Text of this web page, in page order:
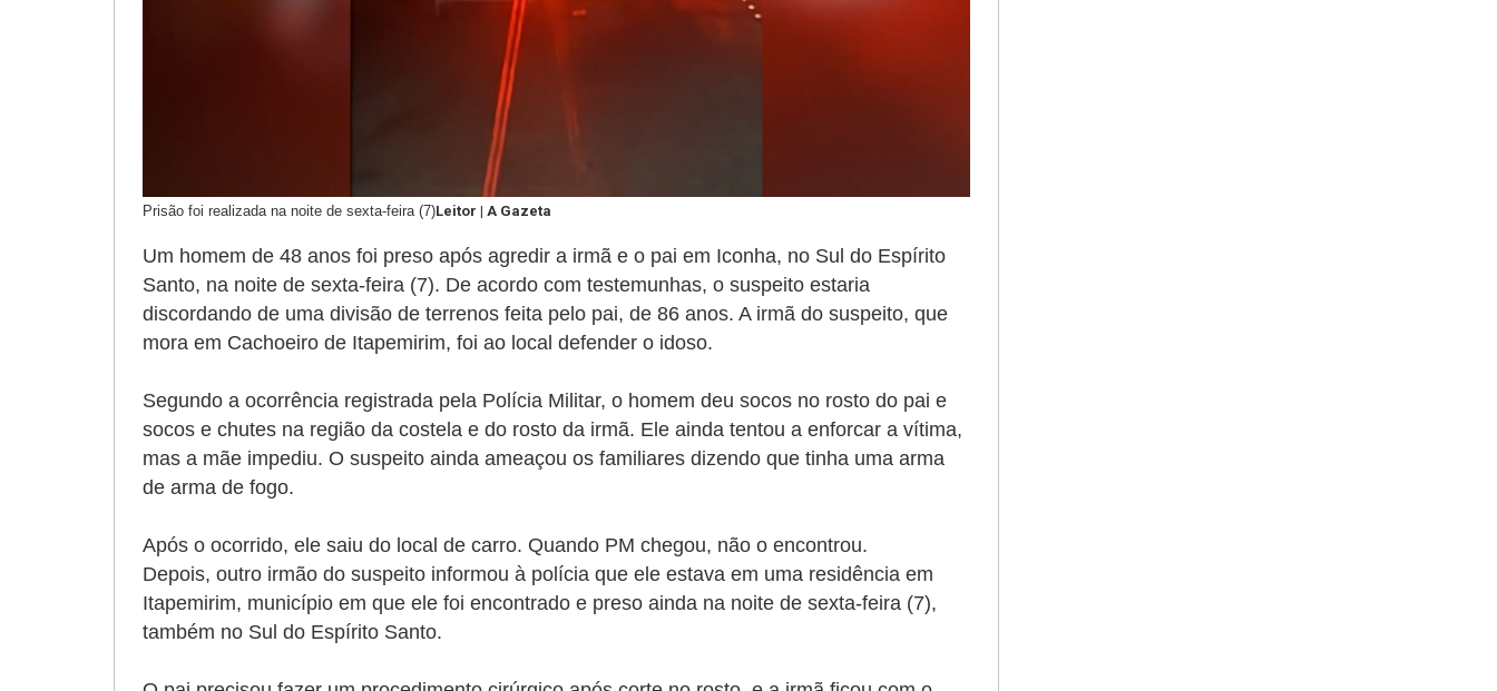
Prisão foi realizada na noite de sexta-feira (7)Leitor | A Gazeta
Um homem de 48 anos foi preso após agredir a irmã e o pai em Iconha, no Sul do Espírito
Santo, na noite de sexta-feira (7). De acordo com testemunhas, o suspeito estaria
discordando de uma divisão de terrenos feita pelo pai, de 86 anos. A irmã do suspeito, que
mora em Cachoeiro de Itapemirim, foi ao local defender o idoso.
Segundo a ocorrência registrada pela Polícia Militar, o homem deu socos no rosto do pai e
socos e chutes na região da costela e do rosto da irmã. Ele ainda tentou a enforcar a vítima,
mas a mãe impediu. O suspeito ainda ameaçou os familiares dizendo que tinha uma arma
de arma de fogo.
Após o ocorrido, ele saiu do local de carro. Quando PM chegou, não o encontrou.
Depois, outro irmão do suspeito informou à polícia que ele estava em uma residência em
Itapemirim, município em que ele foi encontrado e preso ainda na noite de sexta-feira (7),
também no Sul do Espírito Santo.